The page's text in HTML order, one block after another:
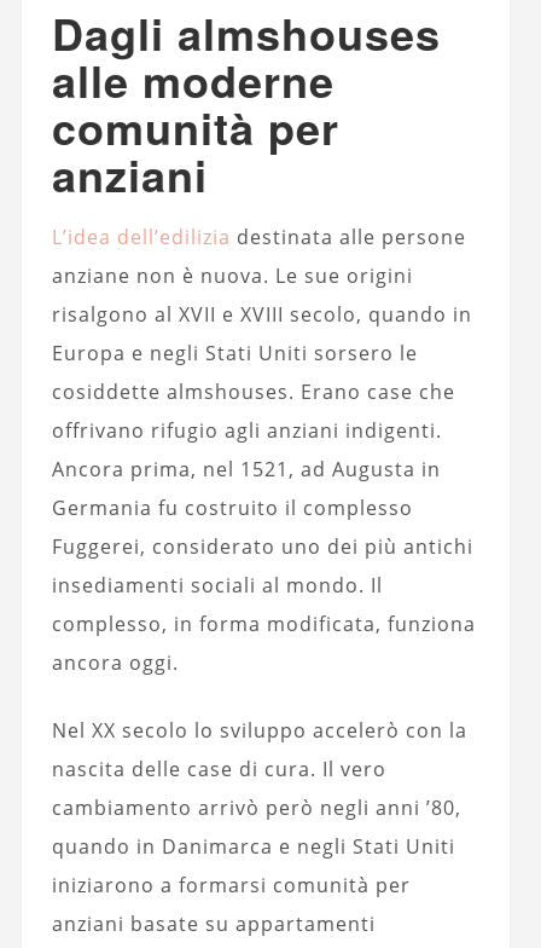
Dagli almshouses
alle moderne
comunità per
anziani
L’idea dell’edilizia destinata alle persone
anziane non è nuova. Le sue origini
risalgono al XVII e XVIII secolo, quando in
Europa e negli Stati Uniti sorsero le
cosiddette almshouses. Erano case che
offrivano rifugio agli anziani indigenti.
Ancora prima, nel 1521, ad Augusta in
Germania fu costruito il complesso
Fuggerei, considerato uno dei più antichi
insediamenti sociali al mondo. Il
complesso, in forma modificata, funziona
ancora oggi.
Nel XX secolo lo sviluppo accelerò con la
nascita delle case di cura. Il vero
cambiamento arrivò però negli anni ’80,
quando in Danimarca e negli Stati Uniti
iniziarono a formarsi comunità per
anziani basate su appartamenti